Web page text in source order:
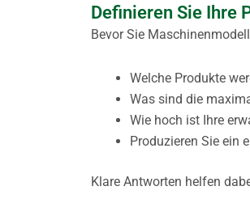
Definieren Sie Ihre
Bevor Sie
Welche Produkte
Was sind die
Wie hoch ist Ihre
Produzieren Sie ein
Klare Antworten helfen